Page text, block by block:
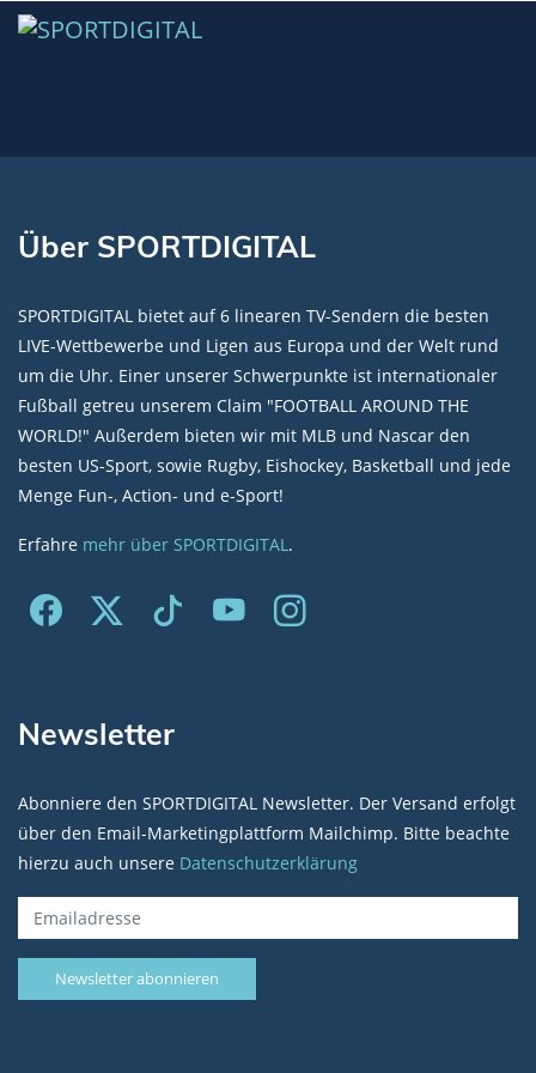
Über SPORTDIGITAL
SPORTDIGITAL bietet auf 6 linearen TV-Sendern die besten
LIVE-Wettbewerbe und Ligen aus Europa und der Welt rund
um die Uhr. Einer unserer Schwerpunkte ist internationaler
Fußball getreu unserem Claim "FOOTBALL AROUND THE
WORLD!" Außerdem bieten wir mit MLB und Nascar den
besten US-Sport, sowie Rugby, Eishockey, Basketball und jede
Menge Fun-, Action- und e-Sport!
Erfahre mehr über SPORTDIGITAL.
Newsletter
Abonniere den SPORTDIGITAL Newsletter. Der Versand erfolgt
über den Email-Marketingplattform Mailchimp. Bitte beachte
hierzu auch unsere Datenschutzerklärung